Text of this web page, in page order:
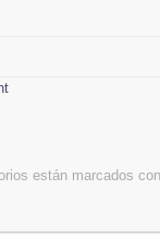
están marcados con